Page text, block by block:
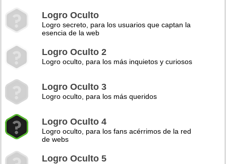
Logro Oculto
Logro secreto, para los usuarios que captan la
esencia de la web
Logro Oculto 2
Logro oculto, para los más inquietos y curiosos
Logro Oculto 3
Logro oculto, para los más queridos
Logro Oculto 4
Logro oculto, para los fans acérrimos de la red
de webs
Logro Oculto 5